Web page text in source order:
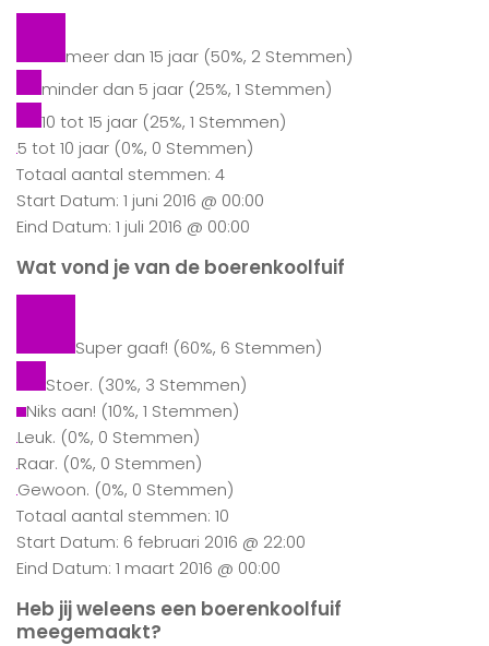
meer dan 15 jaar (50%, 2 Stemmen)
minder dan 5 jaar (25%, 1 Stemmen)
10 tot 15 jaar (25%, 1 Stemmen)
5 tot 10 jaar (0%, 0 Stemmen)
Totaal aantal stemmen: 4
Start Datum: 1 juni 2016 @ 00:00
Eind Datum: 1 juli 2016 @ 00:00
Wat vond je van de boerenkoolfuif
Super gaaf! (60%, 6 Stemmen)
Stoer. (30%, 3 Stemmen)
Niks aan! (10%, 1 Stemmen)
Leuk. (0%, 0 Stemmen)
Raar. (0%, 0 Stemmen)
Gewoon. (0%, 0 Stemmen)
Totaal aantal stemmen: 10
Start Datum: 6 februari 2016 @ 22:00
Eind Datum: 1 maart 2016 @ 00:00
Heb jij weleens een boerenkoolfuif
meegemaakt?